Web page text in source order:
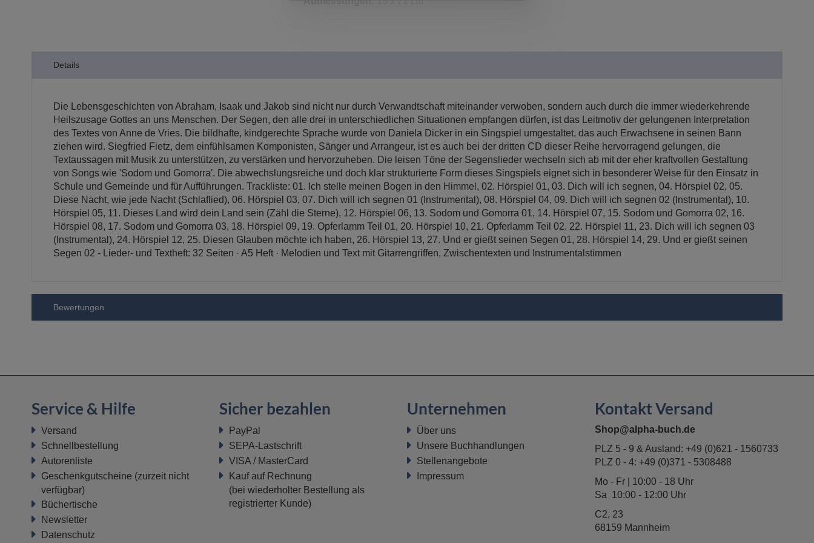
Details
Die Lebensgeschichten von Abraham, Isaak und Jakob sind nicht nur durch Verwandtschaft miteinander verwoben, sondern auch durch die immer wiederkehrende
Heilszusage Gottes an uns Menschen. Der Segen, den alle drei in unterschiedlichen Situationen empfangen dürfen, ist das Leitmotiv der gelungenen Interpretation
des Textes von Anne de Vries. Die bildhafte, kindgerechte Sprache wurde von Daniela Dicker in ein Singspiel umgestaltet, das auch Erwachsene in seinen Bann
ziehen wird. Siegfried Fietz, dem einfühlsamen Komponisten, Sänger und Arrangeur, ist es auch bei der dritten CD dieser Reihe hervorragend gelungen, die
Textaussagen mit Musik zu unterstützen, zu verstärken und hervorzuheben. Die leisen Töne der Segenslieder wechseln sich ab mit der eher kraftvollen Gestaltung
von Songs wie 'Sodom und Gomorra'. Die abwechslungsreiche und doch klar strukturierte Form dieses Singspiels eignet sich in besonderer Weise für den Einsatz in
Schule und Gemeinde und für Aufführungen. Trackliste: 01. Ich stelle meinen Bogen in den Himmel, 02. Hörspiel 01, 03. Dich will ich segnen, 04. Hörspiel 02, 05.
Diese Nacht, wie jede Nacht (Schlaflied), 06. Hörspiel 03, 07. Dich will ich segnen 01 (Instrumental), 08. Hörspiel 04, 09. Dich will ich segnen 02 (Instrumental), 10.
Hörspiel 05, 11. Dieses Land wird dein Land sein (Zähl die Sterne), 12. Hörspiel 06, 13. Sodom und Gomorra 01, 14. Hörspiel 07, 15. Sodom und Gomorra 02, 16.
Hörspiel 08, 17. Sodom und Gomorra 03, 18. Hörspiel 09, 19. Opferlamm Teil 01, 20. Hörspiel 10, 21. Opferlamm Teil 02, 22. Hörspiel 11, 23. Dich will ich segnen 03
(Instrumental), 24. Hörspiel 12, 25. Diesen Glauben möchte ich haben, 26. Hörspiel 13, 27. Und er gießt seinen Segen 01, 28. Hörspiel 14, 29. Und er gießt seinen
Segen 02 - Lieder- und Textheft: 32 Seiten · A5 Heft · Melodien und Text mit Gitarrengriffen, Zwischentexten und Instrumentalstimmen
Bewertungen
Service & Hilfe
Versand
Schnellbestellung
Autorenliste
Geschenkgutscheine (zurzeit nicht
verfügbar)
Büchertische
Newsletter
Datenschutz
Sicher bezahlen
PayPal
SEPA-Lastschrift
VISA / MasterCard
Kauf auf Rechnung
(bei wiederholter Bestellung als
registrierter Kunde)
Unternehmen
Über uns
Unsere Buchhandlungen
Stellenangebote
Impressum
Kontakt Versand
Shop@alpha-buch.de
PLZ 5 - 9 & Ausland: +49 (0)621 - 1560733
PLZ 0 - 4: +49 (0)371 - 5308488
Mo - Fr | 10:00 - 18 Uhr
Sa 10:00 - 12:00 Uhr
C2, 23
68159 Mannheim